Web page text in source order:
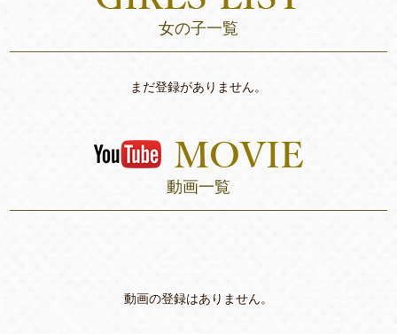
女の子一覧
まだ登録がありません。
動画一覧
動画の登録はありません。